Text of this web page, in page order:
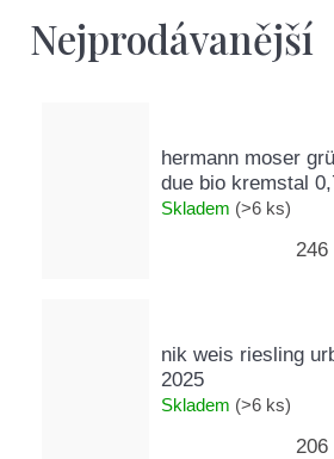
Nejprodávanější
hermann moser
due bio kremstal
Skladem (>6 ks)
246
nik weis riesling
2025
Skladem (>6 ks)
206
D
o